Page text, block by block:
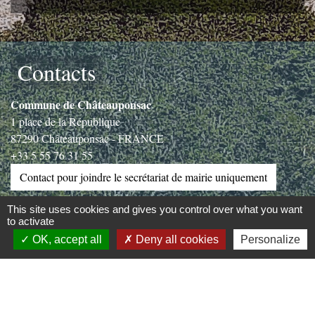
Contacts
Commune de Châteauponsac
1 place de la République
87290 Châteauponsac - FRANCE
+33 5 55 76 31 55
Contact pour joindre le secrétariat de mairie uniquement
Liens
This site uses cookies and gives you control over what you want
to activate
OK, accept all
Deny all cookies Personalize